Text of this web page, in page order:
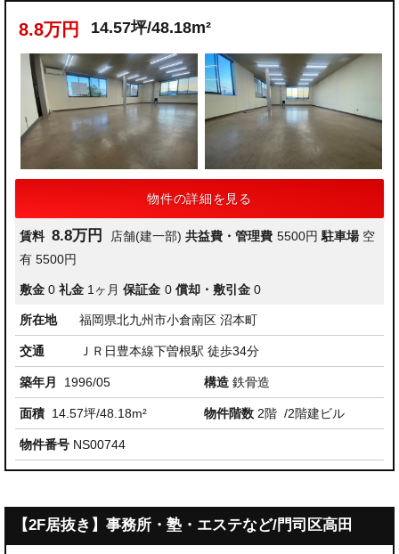
8.8万円 14.57坪/48.18m²
物件の詳細を見る
賃料 8.8万円 店舗(建一部) 共益費・管理費 5500円 駐車場 空
有 5500円
敷金 0 礼金 1ヶ月 保証金 0 償却・敷引金 0
所在地 福岡県北九州市小倉南区 沼本町
交通 ＪＲ日豊本線下曽根駅 徒歩34分
築年月 1996/05 構造 鉄骨造
面積 14.57坪/48.18m² 物件階数 2階 /2階建ビル
物件番号 NS00744
【2F居抜き】事務所・塾・エステなど/門司区高田